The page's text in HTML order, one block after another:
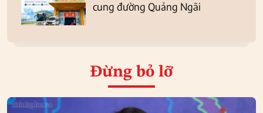
cung đường Quảng Ngãi
Đừng bỏ lỡ